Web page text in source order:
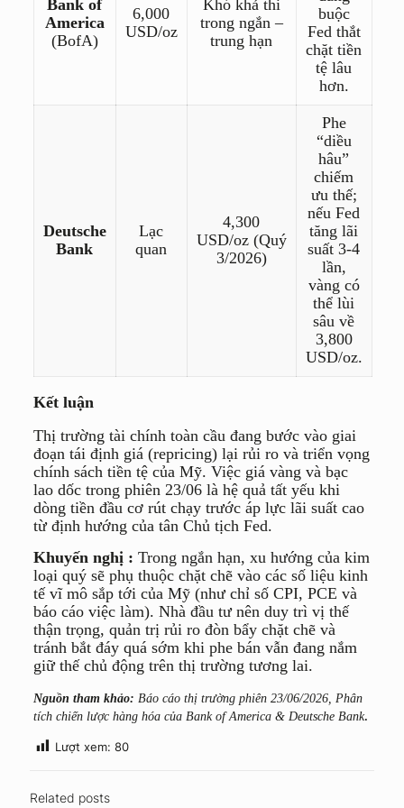
Bank of
America
(BofA)
6,000
USD/oz
Khó khả thi
trong ngắn –
trung hạn
buộc
Fed thắt
chặt tiền
tệ lâu
hơn.
Deutsche
Bank
Lạc
quan
4,300
USD/oz(Quý
3/2026)
Phe
“diều
hâu”
chiếm
ưu thế;
nếu Fed
tăng lãi
suất 3-4
lần,
vàng có
thể lùi
sâu về
3,800
USD/oz.
Kết luận
Thị trường tài chính toàn cầu đang bước vào giai
đoạn tái định giá (repricing) lại rủi ro và triển vọng
chính sách tiền tệ của Mỹ. Việc giá vàng và bạc
lao dốc trong phiên 23/06 là hệ quả tất yếu khi
dòng tiền đầu cơ rút chạy trước áp lực lãi suất cao
từ định hướng của tân Chủ tịch Fed.
Khuyến nghị : Trong ngắn hạn, xu hướng của kim
loại quý sẽ phụ thuộc chặt chẽ vào các số liệu kinh
tế vĩ mô sắp tới của Mỹ (như chỉ số CPI, PCE và
báo cáo việc làm). Nhà đầu tư nên duy trì vị thế
thận trọng, quản trị rủi ro đòn bẩy chặt chẽ và
tránh bắt đáy quá sớm khi phe bán vẫn đang nắm
giữ thế chủ động trên thị trường tương lai.
Nguồn tham khảo: Báo cáo thị trường phiên 23/06/2026, Phân
tích chiến lược hàng hóa của Bank of America & Deutsche Bank.
Lượt xem: 80
Related posts